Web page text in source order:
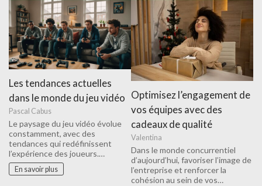
Les tendances actuelles
dans le monde du jeu vidéo
Pascal Cabus
Le paysage du jeu vidéo évolue
constamment, avec des
tendances qui redéfinissent
l’expérience des joueurs.…
En savoir plus
Optimisez l’engagement de
vos équipes avec des
cadeaux de qualité
Valentina
Dans le monde concurrentiel
d’aujourd’hui, favoriser l’image de
l’entreprise et renforcer la
cohésion au sein de vos…